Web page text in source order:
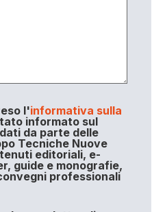
l'informativa sulla
informato sul
da parte delle
Tecniche Nuove
editoriali, e-
guide e monografie,
professionali